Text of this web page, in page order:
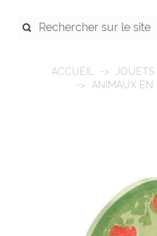
ACCUEIL JOUETS
ANIMAUX EN